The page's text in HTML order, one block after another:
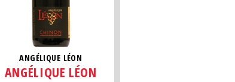
ANGÉLIQUE LÉON
ANGÉLIQUE LÉON